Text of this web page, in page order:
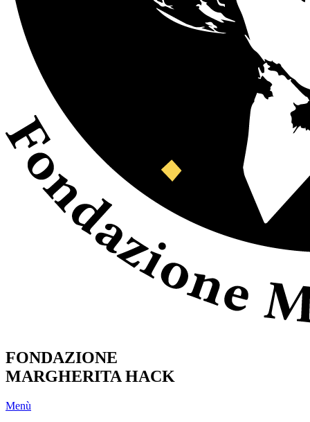
FONDAZIONE
MARGHERITA HACK
Menù